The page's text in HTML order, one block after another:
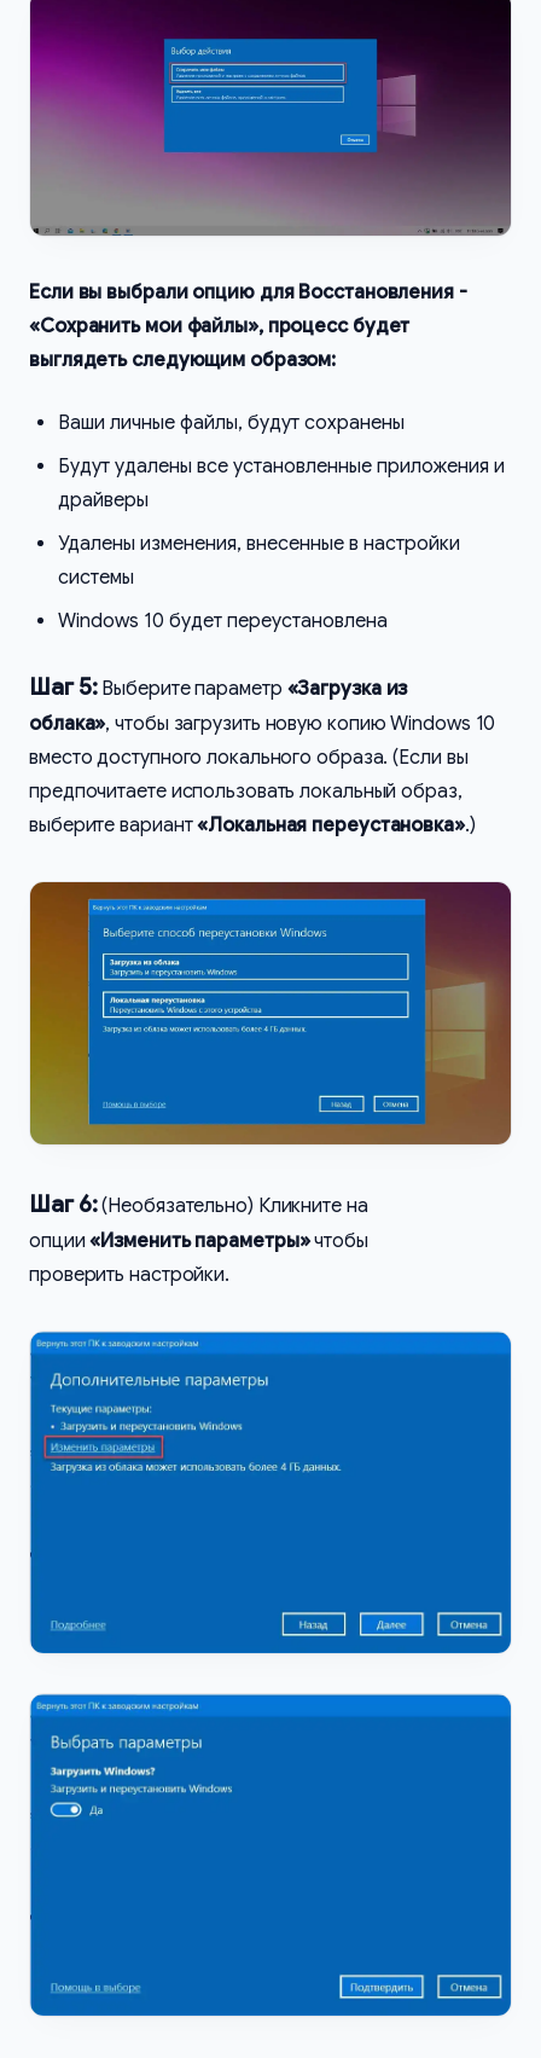
Если вы выбрали опцию для Восстановления -
«Сохранить мои файлы», процесс будет
выглядеть следующим образом:
Ваши личные файлы, будут сохранены
Будут удалены все установленные приложения и
драйверы
Удалены изменения, внесенные в настройки
системы
Windows 10 будет переустановлена
Шаг 5: Выберите параметр «Загрузка из
облака», чтобы загрузить новую копию Windows 10
вместо доступного локального образа. (Если вы
предпочитаете использовать локальный образ,
выберите вариант«Локальная переустановка».)
Шаг 6:(Необязательно) Кликните на
опции«Изменить параметры»чтобы
проверить настройки.